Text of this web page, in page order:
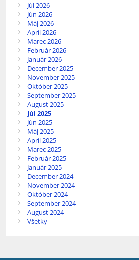
Júl 2026
Jún 2026
Máj 2026
Apríl 2026
Marec 2026
Február 2026
Január 2026
December 2025
November 2025
Október 2025
September 2025
August 2025
Júl 2025
Jún 2025
Máj 2025
Apríl 2025
Marec 2025
Február 2025
Január 2025
December 2024
November 2024
Október 2024
September 2024
August 2024
Všetky